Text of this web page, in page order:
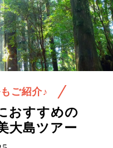
ご紹介♪
おすすめの
大島ツアー